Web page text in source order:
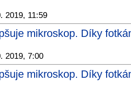
2019, 11:59
mikroskop. Díky
2019, 7:00
mikroskop. Díky